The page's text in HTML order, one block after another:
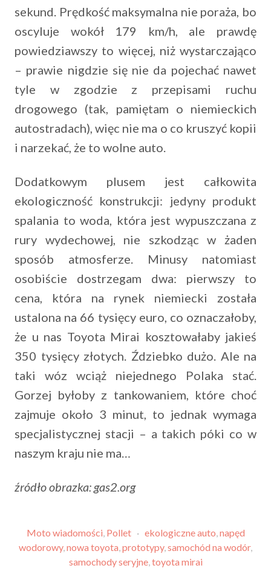
sekund. Prędkość maksymalna nie poraża, bo
oscyluje wokół 179 km/h, ale prawdę
powiedziawszy to więcej, niż wystarczająco
– prawie nigdzie się nie da pojechać nawet
tyle w zgodzie z przepisami ruchu
drogowego (tak, pamiętam o niemieckich
autostradach), więc nie ma o co kruszyć kopii
i narzekać, że to wolne auto.
Dodatkowym plusem jest całkowita
ekologiczność konstrukcji: jedyny produkt
spalania to woda, która jest wypuszczana z
rury wydechowej, nie szkodząc w żaden
sposób atmosferze. Minusy natomiast
osobiście dostrzegam dwa: pierwszy to
cena, która na rynek niemiecki została
ustalona na 66 tysięcy euro, co oznaczałoby,
że u nas Toyota Mirai kosztowałaby jakieś
350 tysięcy złotych. Ździebko dużo. Ale na
taki wóz wciąż niejednego Polaka stać.
Gorzej byłoby z tankowaniem, które choć
zajmuje około 3 minut, to jednak wymaga
specjalistycznej stacji – a takich póki co w
naszym kraju nie ma…
źródło obrazka: gas2.org
Moto wiadomości, Pollet · ekologiczne auto,napęd
wodorowy,nowa toyota,prototypy,samochód na wodór,
samochody seryjne,toyota mirai